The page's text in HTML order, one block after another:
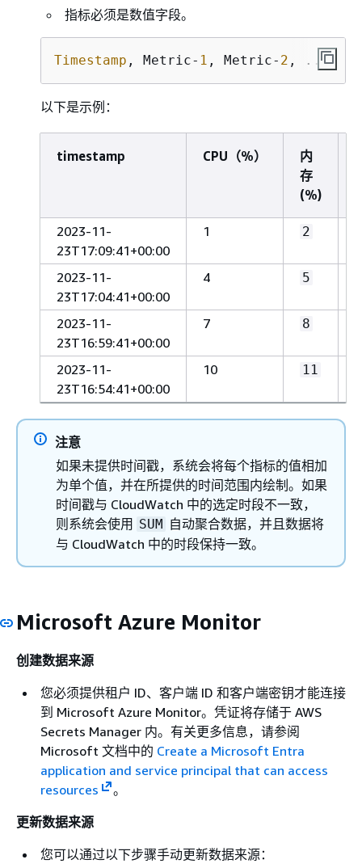
指标必须是数值字段。
Timestamp , Metric- 1 , Metric- 2 , ...
以下是示例：
timestamp CPU（%）
内
存
(%)
2023-11-
23T17:09:41+00:00
1 2
2023-11-
23T17:04:41+00:00
4 5
2023-11-
23T16:59:41+00:00
7 8
2023-11-
23T16:54:41+00:00
10 11
注意
如果未提供时间戳，系统会将每个指标的值相加
为单个值，并在所提供的时间范围内绘制。如果
时间戳与 CloudWatch 中的选定时段不一致，
则系统会使用 SUM 自动聚合数据，并且数据将
与 CloudWatch 中的时段保持一致。
Microsoft Azure Monitor
创建数据来源
您必须提供租户 ID、客户端 ID 和客户端密钥才能连接
到 Microsoft Azure Monitor。凭证将存储于 AWS
Secrets Manager 内。有关更多信息，请参阅
Microsoft 文档中的 Create a Microsoft Entra
application and service principal that can access
resources
。
更新数据来源
您可以通过以下步骤手动更新数据来源：